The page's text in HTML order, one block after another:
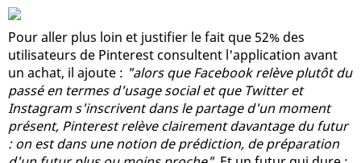
Pour aller plus loin et justifier le fait que 52% des
utilisateurs de Pinterest consultent l'application avant
un achat, il ajoute : "alors que Facebook relève plutôt du
passé en termes d'usage social et que Twitter et
Instagram s'inscrivent dans le partage d'un moment
présent, Pinterest relève clairement davantage du futur
: on est dans une notion de prédiction, de préparation